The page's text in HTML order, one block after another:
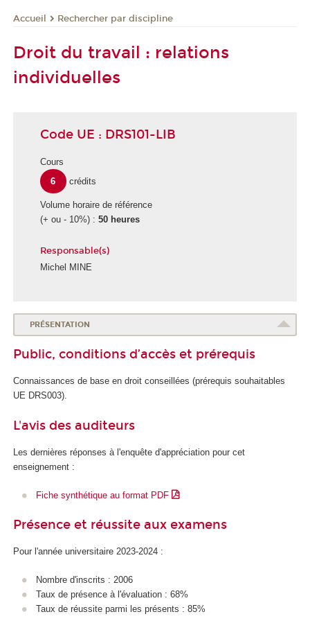
Accueil Rechercher par discipline
Droit du travail : relations
individuelles
Code UE : DRS101-LIB
Cours
6
crédits
Volume horaire de référence
(+ ou - 10%) : 50 heures
Responsable(s)
Michel MINE
PRÉSENTATION
Public, conditions d’accès et prérequis
Connaissances de base en droit conseillées (prérequis souhaitables
UE DRS003).
L'avis des auditeurs
Les dernières réponses à l'enquête d'appréciation pour cet
enseignement :
Fiche synthétique au format PDF
Présence et réussite aux examens
Pour l'année universitaire 2023-2024 :
Nombre d'inscrits : 2006
Taux de présence à l'évaluation : 68%
Taux de réussite parmi les présents : 85%